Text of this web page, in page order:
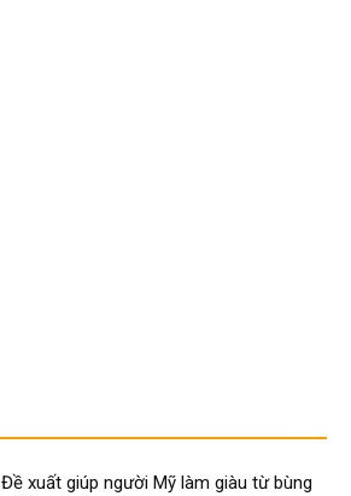
Đề xuất giúp người Mỹ làm giàu từ bùng